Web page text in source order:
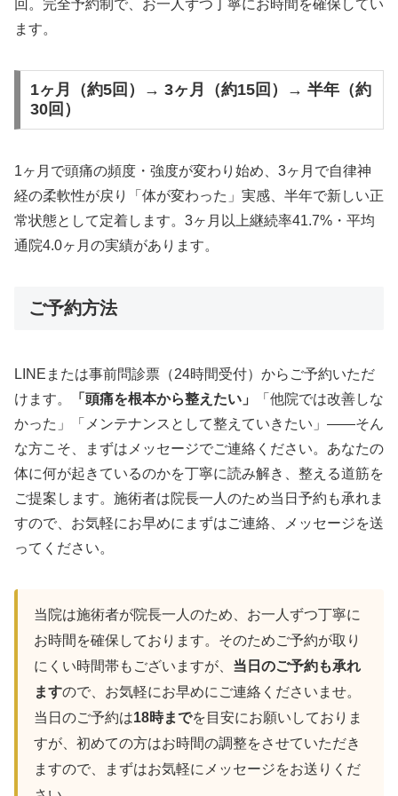
回。完全予約制で、お一人ずつ丁寧にお時間を確保してい
ます。
1ヶ月（約5回）→ 3ヶ月（約15回）→ 半年（約
30回）
1ヶ月で頭痛の頻度・強度が変わり始め、3ヶ月で自律神
経の柔軟性が戻り「体が変わった」実感、半年で新しい正
常状態として定着します。3ヶ月以上継続率41.7%・平均
通院4.0ヶ月の実績があります。
ご予約方法
LINEまたは事前問診票（24時間受付）からご予約いただ
けます。
「頭痛を根本から整えたい」
「他院では改善しな
かった」「メンテナンスとして整えていきたい」——そん
な方こそ、まずはメッセージでご連絡ください。あなたの
体に何が起きているのかを丁寧に読み解き、整える道筋を
ご提案します。施術者は院長一人のため当日予約も承れま
すので、お気軽にお早めにまずはご連絡、メッセージを送
ってください。
当院は施術者が院長一人のため、お一人ずつ丁寧に
お時間を確保しております。そのためご予約が取り
にくい時間帯もございますが、 当日のご予約も承れ
ますので、お気軽にお早めにご連絡くださいませ。
当日のご予約は18時までを目安にお願いしておりま
すが、初めての方はお時間の調整をさせていただき
ますので、まずはお気軽にメッセージをお送りくだ